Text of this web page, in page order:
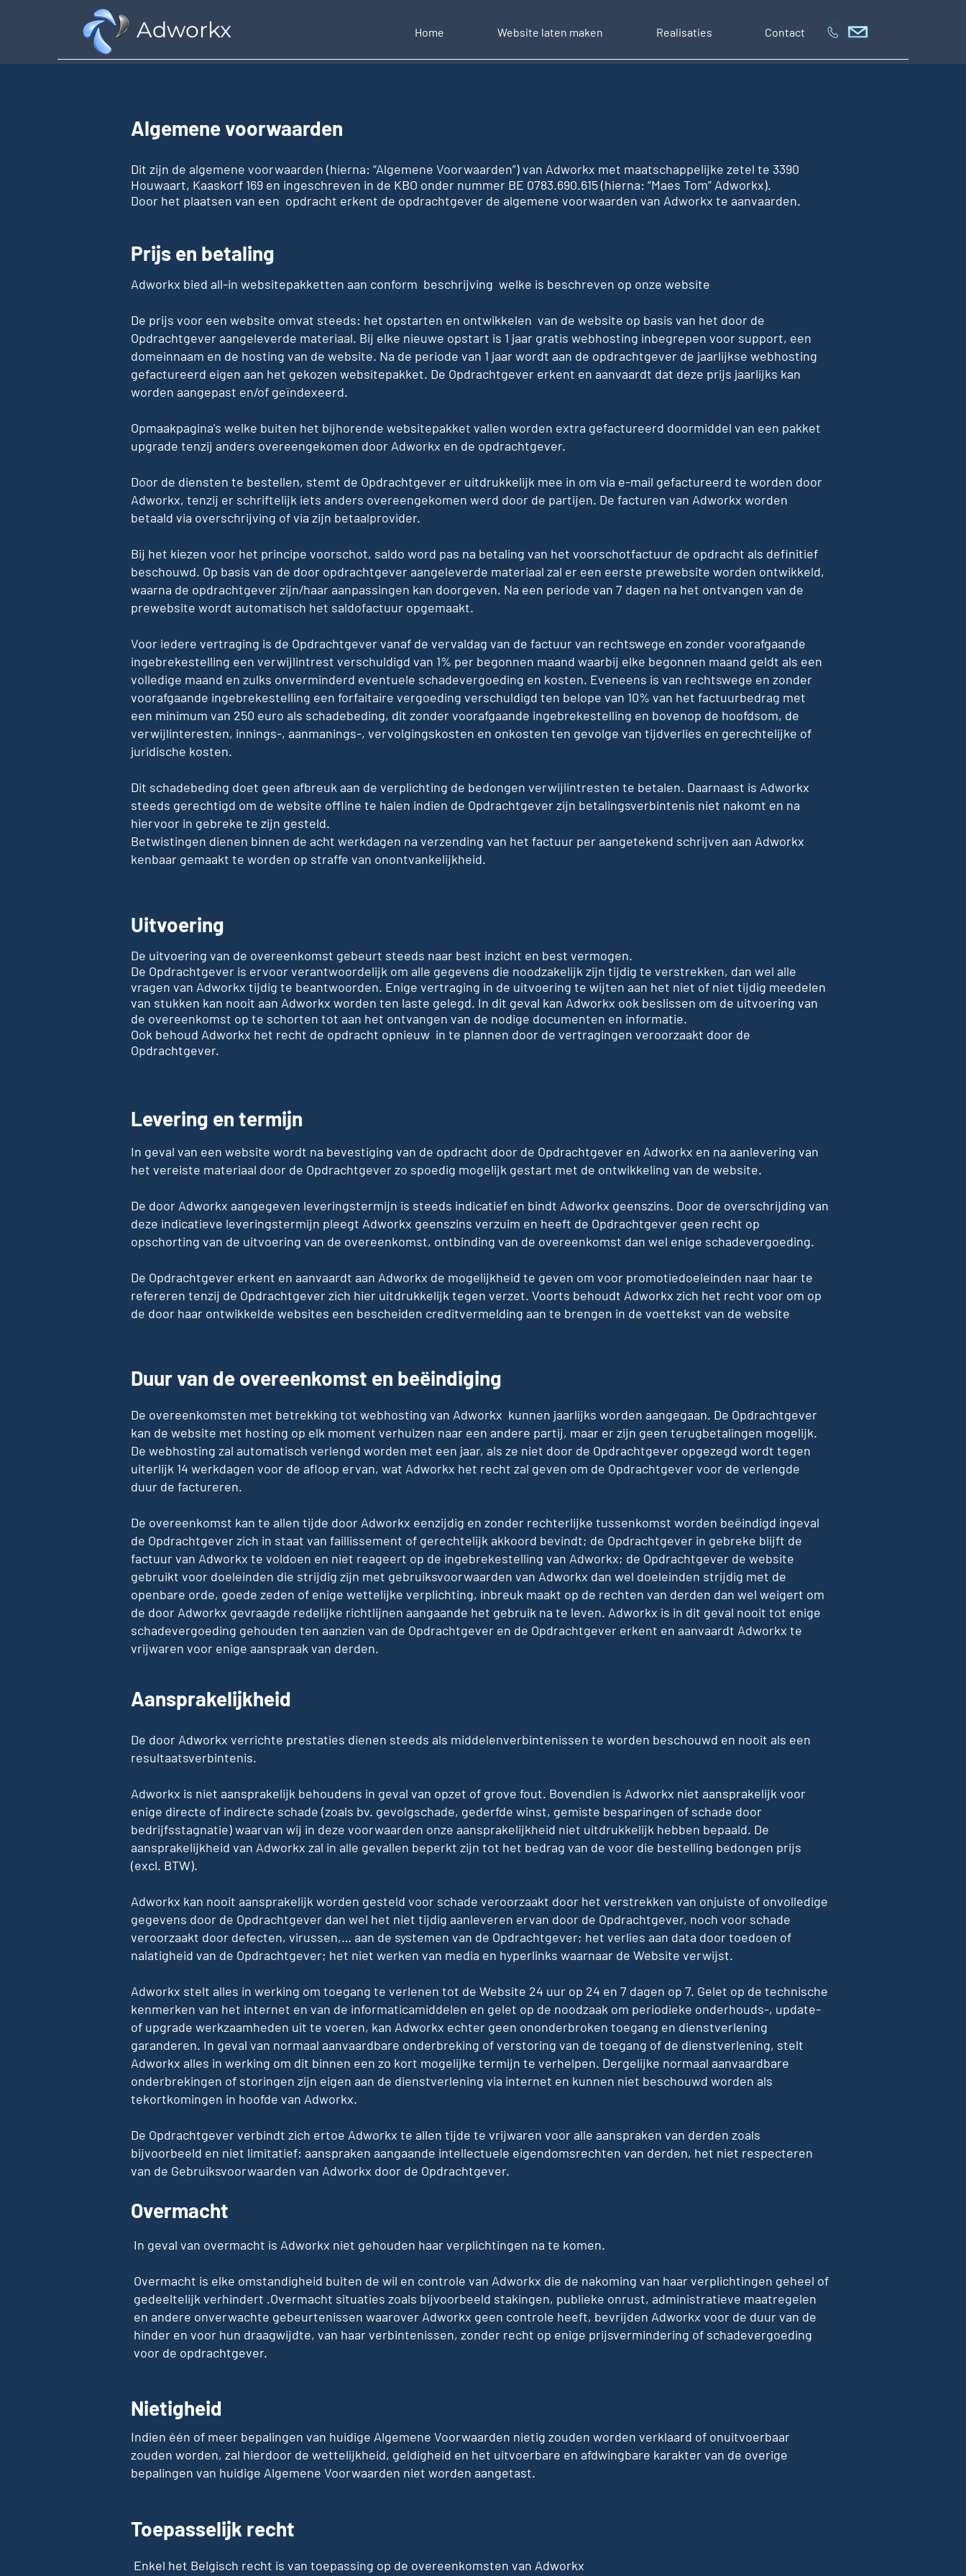
Adworkx Home Website laten maken Realisaties Contact
Algemene voorwaarden
Dit zijn de algemene voorwaarden (hierna: “Algemene Voorwaarden”) van Adworkx met maatschappelijke zetel te 3390
Houwaart, Kaaskorf 169 en ingeschreven in de KBO onder nummer BE 0783.690.615 (hierna: “Maes Tom” Adworkx).
Door het plaatsen van een opdracht erkent de opdrachtgever de algemene voorwaarden van Adworkx te aanvaarden.
Prijs en betaling
Adworkx bied all-in websitepakketten aan conform beschrijving welke is beschreven op onze website
De prijs voor een website omvat steeds: het opstarten en ontwikkelen van de website op basis van het door de
Opdrachtgever aangeleverde materiaal. Bij elke nieuwe opstart is 1 jaar gratis webhosting inbegrepen voor support, een
domeinnaam en de hosting van de website. Na de periode van 1 jaar wordt aan de opdrachtgever de jaarlijkse webhosting
gefactureerd eigen aan het gekozen websitepakket. De Opdrachtgever erkent en aanvaardt dat deze prijs jaarlijks kan
worden aangepast en/of geïndexeerd.
Opmaakpagina's welke buiten het bijhorende websitepakket vallen worden extra gefactureerd doormiddel van een pakket
upgrade tenzij anders overeengekomen door Adworkx en de opdrachtgever.
Door de diensten te bestellen, stemt de Opdrachtgever er uitdrukkelijk mee in om via e-mail gefactureerd te worden door
Adworkx, tenzij er schriftelijk iets anders overeengekomen werd door de partijen. De facturen van Adworkx worden
betaald via overschrijving of via zijn betaalprovider.
Bij het kiezen voor het principe voorschot, saldo word pas na betaling van het voorschotfactuur de opdracht als definitief
beschouwd. Op basis van de door opdrachtgever aangeleverde materiaal zal er een eerste prewebsite worden ontwikkeld,
waarna de opdrachtgever zijn/haar aanpassingen kan doorgeven. Na een periode van 7 dagen na het ontvangen van de
prewebsite wordt automatisch het saldofactuur opgemaakt.
Voor iedere vertraging is de Opdrachtgever vanaf de vervaldag van de factuur van rechtswege en zonder voorafgaande
ingebrekestelling een verwijlintrest verschuldigd van 1% per begonnen maand waarbij elke begonnen maand geldt als een
volledige maand en zulks onverminderd eventuele schadevergoeding en kosten. Eveneens is van rechtswege en zonder
voorafgaande ingebrekestelling een forfaitaire vergoeding verschuldigd ten belope van 10% van het factuurbedrag met
een minimum van 250 euro als schadebeding, dit zonder voorafgaande ingebrekestelling en bovenop de hoofdsom, de
verwijlinteresten, innings-, aanmanings-, vervolgingskosten en onkosten ten gevolge van tijdverlies en gerechtelijke of
juridische kosten.
Dit schadebeding doet geen afbreuk aan de verplichting de bedongen verwijlintresten te betalen. Daarnaast is Adworkx
steeds gerechtigd om de website offline te halen indien de Opdrachtgever zijn betalingsverbintenis niet nakomt en na
hiervoor in gebreke te zijn gesteld.
Betwistingen dienen binnen de acht werkdagen na verzending van het factuur per aangetekend schrijven aan Adworkx
kenbaar gemaakt te worden op straffe van onontvankelijkheid.
Uitvoering
De uitvoering van de overeenkomst gebeurt steeds naar best inzicht en best vermogen.
De Opdrachtgever is ervoor verantwoordelijk om alle gegevens die noodzakelijk zijn tijdig te verstrekken, dan wel alle
vragen van Adworkx tijdig te beantwoorden. Enige vertraging in de uitvoering te wijten aan het niet of niet tijdig meedelen
van stukken kan nooit aan Adworkx worden ten laste gelegd. In dit geval kan Adworkx ook beslissen om de uitvoering van
de overeenkomst op te schorten tot aan het ontvangen van de nodige documenten en informatie.
Ook behoud Adworkx het recht de opdracht opnieuw in te plannen door de vertragingen veroorzaakt door de
Opdrachtgever.
Levering en termijn
In geval van een website wordt na bevestiging van de opdracht door de Opdrachtgever en Adworkx en na aanlevering van
het vereiste materiaal door de Opdrachtgever zo spoedig mogelijk gestart met de ontwikkeling van de website.
De door Adworkx aangegeven leveringstermijn is steeds indicatief en bindt Adworkx geenszins. Door de overschrijding van
deze indicatieve leveringstermijn pleegt Adworkx geenszins verzuim en heeft de Opdrachtgever geen recht op
opschorting van de uitvoering van de overeenkomst, ontbinding van de overeenkomst dan wel enige schadevergoeding.
De Opdrachtgever erkent en aanvaardt aan Adworkx de mogelijkheid te geven om voor promotiedoeleinden naar haar te
refereren tenzij de Opdrachtgever zich hier uitdrukkelijk tegen verzet. Voorts behoudt Adworkx zich het recht voor om op
de door haar ontwikkelde websites een bescheiden creditvermelding aan te brengen in de voettekst van de website
Duur van de overeenkomst en beëindiging
De overeenkomsten met betrekking tot webhosting van Adworkx kunnen jaarlijks worden aangegaan. De Opdrachtgever
kan de website met hosting op elk moment verhuizen naar een andere partij, maar er zijn geen terugbetalingen mogelijk.
De webhosting zal automatisch verlengd worden met een jaar, als ze niet door de Opdrachtgever opgezegd wordt tegen
uiterlijk 14 werkdagen voor de afloop ervan, wat Adworkx het recht zal geven om de Opdrachtgever voor de verlengde
duur de factureren.
De overeenkomst kan te allen tijde door Adworkx eenzijdig en zonder rechterlijke tussenkomst worden beëindigd ingeval
de Opdrachtgever zich in staat van faillissement of gerechtelijk akkoord bevindt; de Opdrachtgever in gebreke blijft de
factuur van Adworkx te voldoen en niet reageert op de ingebrekestelling van Adworkx; de Opdrachtgever de website
gebruikt voor doeleinden die strijdig zijn met gebruiksvoorwaarden van Adworkx dan wel doeleinden strijdig met de
openbare orde, goede zeden of enige wettelijke verplichting, inbreuk maakt op de rechten van derden dan wel weigert om
de door Adworkx gevraagde redelijke richtlijnen aangaande het gebruik na te leven. Adworkx is in dit geval nooit tot enige
schadevergoeding gehouden ten aanzien van de Opdrachtgever en de Opdrachtgever erkent en aanvaardt Adworkx te
vrijwaren voor enige aanspraak van derden.
Aansprakelijkheid
De door Adworkx verrichte prestaties dienen steeds als middelenverbintenissen te worden beschouwd en nooit als een
resultaatsverbintenis.
Adworkx is niet aansprakelijk behoudens in geval van opzet of grove fout. Bovendien is Adworkx niet aansprakelijk voor
enige directe of indirecte schade (zoals bv. gevolgschade, gederfde winst, gemiste besparingen of schade door
bedrijfsstagnatie) waarvan wij in deze voorwaarden onze aansprakelijkheid niet uitdrukkelijk hebben bepaald. De
aansprakelijkheid van Adworkx zal in alle gevallen beperkt zijn tot het bedrag van de voor die bestelling bedongen prijs
(excl. BTW).
Adworkx kan nooit aansprakelijk worden gesteld voor schade veroorzaakt door het verstrekken van onjuiste of onvolledige
gegevens door de Opdrachtgever dan wel het niet tijdig aanleveren ervan door de Opdrachtgever, noch voor schade
veroorzaakt door defecten, virussen,… aan de systemen van de Opdrachtgever; het verlies aan data door toedoen of
nalatigheid van de Opdrachtgever; het niet werken van media en hyperlinks waarnaar de Website verwijst.
Adworkx stelt alles in werking om toegang te verlenen tot de Website 24 uur op 24 en 7 dagen op 7. Gelet op de technische
kenmerken van het internet en van de informaticamiddelen en gelet op de noodzaak om periodieke onderhouds-, update-
of upgrade werkzaamheden uit te voeren, kan Adworkx echter geen ononderbroken toegang en dienstverlening
garanderen. In geval van normaal aanvaardbare onderbreking of verstoring van de toegang of de dienstverlening, stelt
Adworkx alles in werking om dit binnen een zo kort mogelijke termijn te verhelpen. Dergelijke normaal aanvaardbare
onderbrekingen of storingen zijn eigen aan de dienstverlening via internet en kunnen niet beschouwd worden als
tekortkomingen in hoofde van Adworkx.
De Opdrachtgever verbindt zich ertoe Adworkx te allen tijde te vrijwaren voor alle aanspraken van derden zoals
bijvoorbeeld en niet limitatief: aanspraken aangaande intellectuele eigendomsrechten van derden, het niet respecteren
van de Gebruiksvoorwaarden van Adworkx door de Opdrachtgever.
Overmacht
In geval van overmacht is Adworkx niet gehouden haar verplichtingen na te komen.
Overmacht is elke omstandigheid buiten de wil en controle van Adworkx die de nakoming van haar verplichtingen geheel of
gedeeltelijk verhindert .Overmacht situaties zoals bijvoorbeeld stakingen, publieke onrust, administratieve maatregelen
en andere onverwachte gebeurtenissen waarover Adworkx geen controle heeft, bevrijden Adworkx voor de duur van de
hinder en voor hun draagwijdte, van haar verbintenissen, zonder recht op enige prijsvermindering of schadevergoeding
voor de opdrachtgever.
Nietigheid
Indien één of meer bepalingen van huidige Algemene Voorwaarden nietig zouden worden verklaard of onuitvoerbaar
zouden worden, zal hierdoor de wettelijkheid, geldigheid en het uitvoerbare en afdwingbare karakter van de overige
bepalingen van huidige Algemene Voorwaarden niet worden aangetast.
Toepasselijk recht
Enkel het Belgisch recht is van toepassing op de overeenkomsten van Adworkx